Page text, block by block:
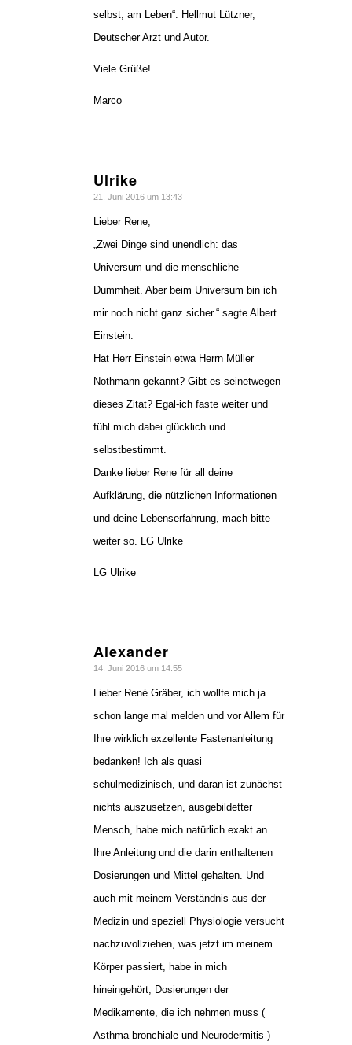
selbst, am Leben“. Hellmut Lützner,
Deutscher Arzt und Autor.
Viele Grüße!
Marco
Ulrike
sagte:
21. Juni 2016 um 13:43
Lieber Rene,
„Zwei Dinge sind unendlich: das
Universum und die menschliche
Dummheit. Aber beim Universum bin ich
mir noch nicht ganz sicher.“ sagte Albert
Einstein.
Hat Herr Einstein etwa Herrn Müller
Nothmann gekannt? Gibt es seinetwegen
dieses Zitat? Egal-ich faste weiter und
fühl mich dabei glücklich und
selbstbestimmt.
Danke lieber Rene für all deine
Aufklärung, die nützlichen Informationen
und deine Lebenserfahrung, mach bitte
weiter so. LG Ulrike
LG Ulrike
Alexander
sagte:
14. Juni 2016 um 14:55
Lieber René Gräber, ich wollte mich ja
schon lange mal melden und vor Allem für
Ihre wirklich exzellente Fastenanleitung
bedanken! Ich als quasi
schulmedizinisch, und daran ist zunächst
nichts auszusetzen, ausgebildetter
Mensch, habe mich natürlich exakt an
Ihre Anleitung und die darin enthaltenen
Dosierungen und Mittel gehalten. Und
auch mit meinem Verständnis aus der
Medizin und speziell Physiologie versucht
nachzuvollziehen, was jetzt im meinem
Körper passiert, habe in mich
hineingehört, Dosierungen der
Medikamente, die ich nehmen muss (
Asthma bronchiale und Neurodermitis )